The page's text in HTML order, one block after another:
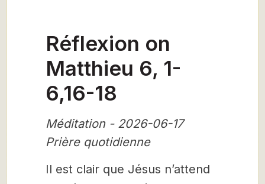
Réflexion on
Matthieu 6, 1-
6,16-18
Méditation - 2026-06-17
Prière quotidienne
Il est clair que Jésus n’attend